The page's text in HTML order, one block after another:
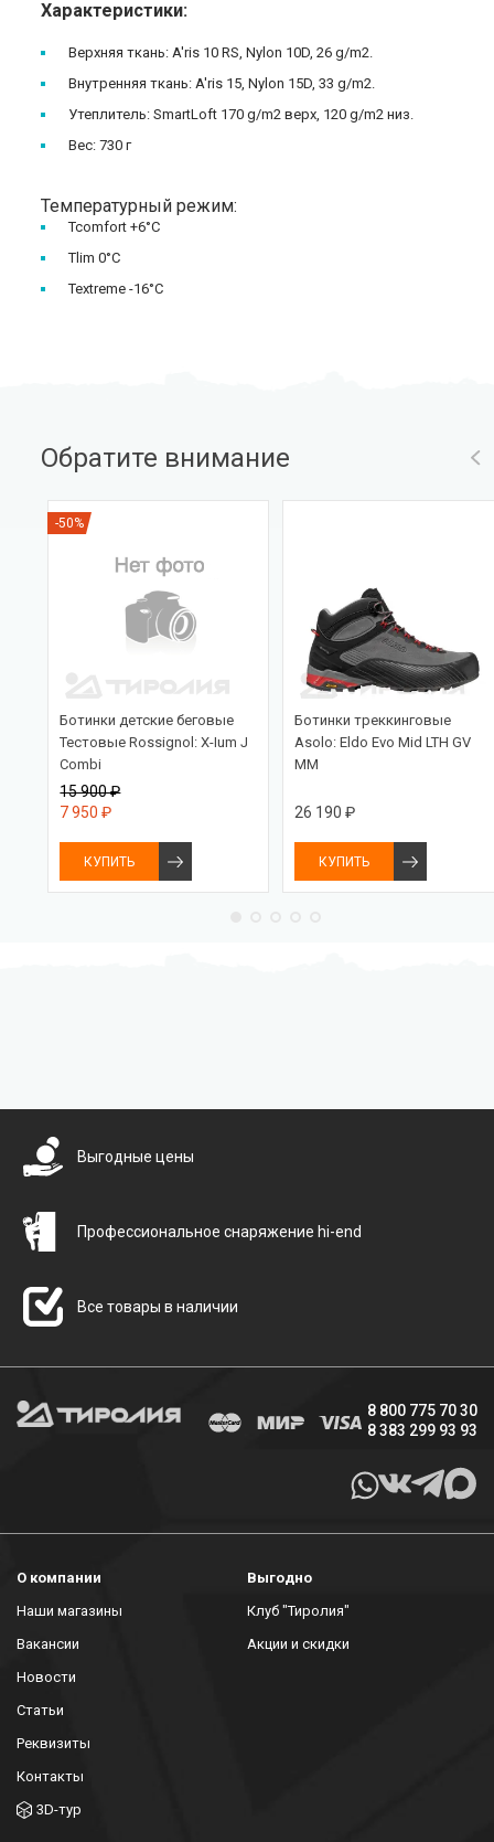
Характеристики:
Верхняя ткань: A'ris 10 RS, Nylon 10D, 26 g/m2.
Внутренняя ткань: A'ris 15, Nylon 15D, 33 g/m2.
Утеплитель: SmartLoft 170 g/m2 верх, 120 g/m2 низ.
Вес: 730 г
Температурный режим:
Tcomfort +6°С
Tlim 0°С
Textreme -16°С
Обратите внимание
-50%
Ботинки детские беговые
Тестовые Rossignol: X-Ium J
Combi
15 900 ₽
7 950 ₽
КУПИТЬ
Ботинки треккинговые
Asolo: Eldo Evo Mid LTH GV
MM
26 190 ₽
КУПИТЬ
Выгодные цены
Профессиональное снаряжение hi-end
Все товары в наличии
8 800 775 70 30
8 383 299 93 93
О компании
Наши магазины
Вакансии
Новости
Статьи
Реквизиты
Контакты
3D-тур
Выгодно
Клуб "Тиролия"
Акции и скидки